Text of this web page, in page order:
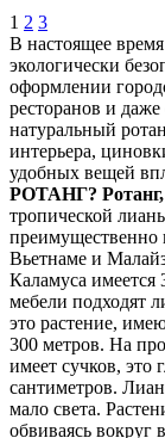
1 2 3
В настоящее
экологически
оформлении
ресторанов и
натуральный
интерьера,
удобных вещей
РОТАНГ?
тропической
Вьетнаме и
Каламуса имеется
мебели подходят
это растение,
300 метров. На
имеет сучков, это
сантиметров.
мало света.
обвиваясь вокруг